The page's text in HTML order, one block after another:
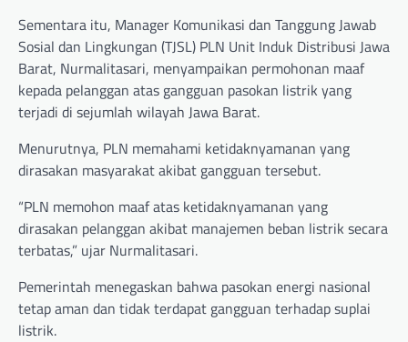
Sementara itu, Manager Komunikasi dan Tanggung Jawab
Sosial dan Lingkungan (TJSL) PLN Unit Induk Distribusi Jawa
Barat, Nurmalitasari, menyampaikan permohonan maaf
kepada pelanggan atas gangguan pasokan listrik yang
terjadi di sejumlah wilayah Jawa Barat.
Menurutnya, PLN memahami ketidaknyamanan yang
dirasakan masyarakat akibat gangguan tersebut.
“PLN memohon maaf atas ketidaknyamanan yang
dirasakan pelanggan akibat manajemen beban listrik secara
terbatas,” ujar Nurmalitasari.
Pemerintah menegaskan bahwa pasokan energi nasional
tetap aman dan tidak terdapat gangguan terhadap suplai
listrik.